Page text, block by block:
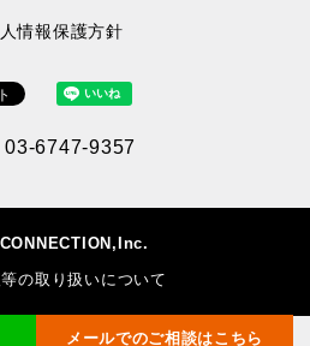
メールでのご相談はこちら
情報保護方針
03-6747-9357
の取り扱いについて